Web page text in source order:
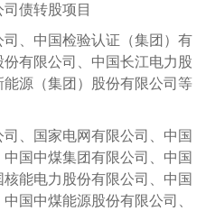
债转股项目
、中国检验认证（集团）有
有限公司、中国长江电力股
源（集团）股份有限公司等
、国家电网有限公司、中国
国中煤集团有限公司、中国
能电力股份有限公司、中国
国中煤能源股份有限公司、